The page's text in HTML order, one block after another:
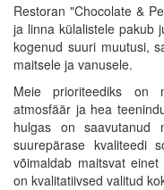
Restoran "Chocolate &
ja linna külalistele pakub
kogenud suuri muutusi,
maitsele ja vanusele.
Meie prioriteediks on
atmosfäär ja hea
hulgas on saavutanud
suurepärase kvaliteedi
võimaldab maitsvat
on kvalitatiivsed valitud